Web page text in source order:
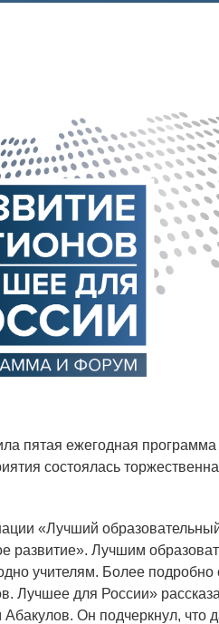
технологий
высоких
техническая
Технологии.
пятая ежегодная
состоялась
«Лучший образовательный
развитие». Лучшим
учителям. Более
Лучшее для России»
Он подчеркнул, что